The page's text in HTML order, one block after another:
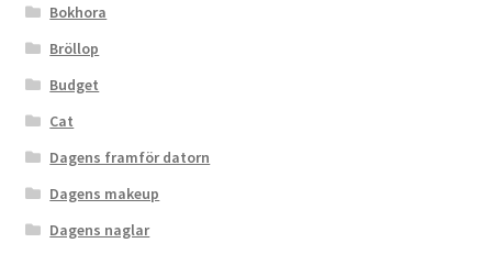
Bokhora
Bröllop
Budget
Cat
Dagens framför datorn
Dagens makeup
Dagens naglar